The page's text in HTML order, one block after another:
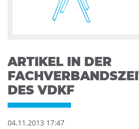
ARTIKEL IN DER
DES VDKF
04.11.2013 17:47